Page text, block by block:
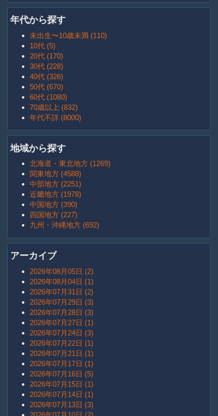
年代から探す
未出生〜10歳未満 (110)
10代 (5)
20代 (170)
30代 (228)
40代 (326)
50代 (670)
60代 (1080)
70歳以上 (832)
年代不詳 (8000)
地域から探す
北海道・東北地方 (1269)
関東地方 (4588)
中部地方 (2251)
近畿地方 (1978)
中国地方 (390)
四国地方 (227)
九州・沖縄地方 (692)
アーカイブ
2026年08月05日 (2)
2026年08月04日 (1)
2026年07月31日 (2)
2026年07月29日 (3)
2026年07月28日 (3)
2026年07月27日 (1)
2026年07月24日 (3)
2026年07月22日 (1)
2026年07月21日 (1)
2026年07月17日 (1)
2026年07月16日 (5)
2026年07月15日 (1)
2026年07月14日 (1)
2026年07月13日 (3)